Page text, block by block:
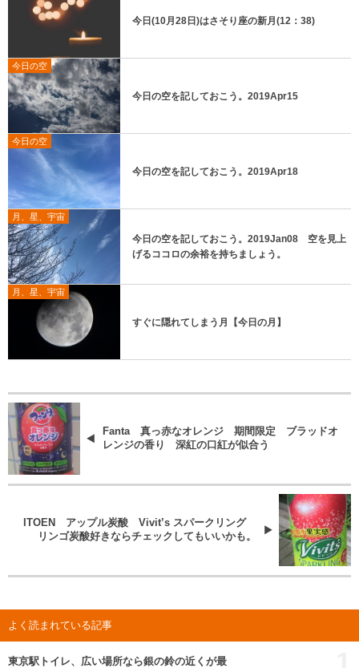
今日(10月28日)はさそり座の新月(12：38)
今日の空
今日の空を記しておこう。2019Apr15
今日の空
今日の空を記しておこう。2019Apr18
月、星、宇宙
今日の空を記しておこう。2019Jan08 空を見上
げるココロの余裕を持ちましょう。
月、星、宇宙
すぐに隠れてしまう月【今日の月】
Fanta 真っ赤なオレンジ 期間限定 ブラッドオ
レンジの香り 深紅の口紅が似合う
ITOEN アップル炭酸 Vivit’s スパークリング
リンゴ炭酸好きならチェックしてもいいかも。
よく読まれている記事
東京駅トイレ、広い場所なら銀の鈴の近くが最